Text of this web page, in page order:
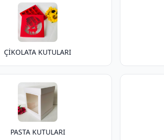
ÇİKOLATA KUTULARI
PASTA KUTULARI